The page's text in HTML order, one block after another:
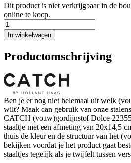
Dit product is niet verkrijgbaar in de
online te koop.
In winkelwagen
Productomschrijving
Ben je er nog niet helemaal uit welk
wilt? Maak dan gebruik van onze
CATCH (vouw)gordijnstof Dolce
staaltje met een afmeting van 20x14,5
thuis de kleur en de structuur van het
bekijken voordat je het product gaat
staaltjes tegelijk als je twijfelt tussen